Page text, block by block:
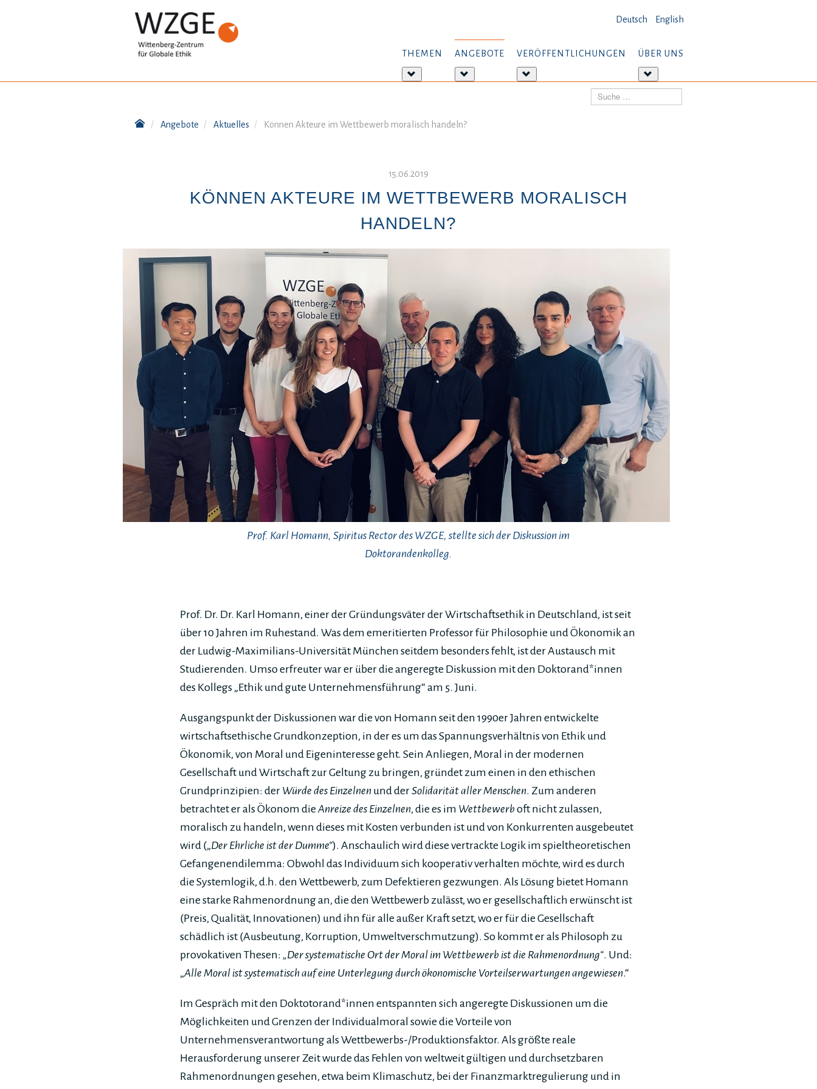
Deutsch English
THEMEN
Informationen:
ANGEBOTE
Informationen:
VERÖFFENTLICHUNGEN
Informationen:
ÜBER UNS
Informationen:
uns
Suchen
Angebote Aktuelles Können Akteure im Wettbewerb moralisch handeln?
15.06.2019
KÖNNEN AKTEURE IM WETTBEWERB MORALISCH
HANDELN?
Prof. Karl Homann, Spiritus Rector des WZGE, stellte sich der Diskussion im
Doktorandenkolleg.
Prof. Dr. Dr. Karl Homann, einer der Gründungsväter der Wirtschaftsethik in Deutschland, ist seit
über 10 Jahren im Ruhestand. Was dem emeritierten Professor für Philosophie und Ökonomik an
der Ludwig-Maximilians-Universität München seitdem besonders fehlt, ist der Austausch mit
Studierenden. Umso erfreuter war er über die angeregte Diskussion mit den Doktorand*innen
des Kollegs „Ethik und gute Unternehmensführung“ am 5. Juni.
Ausgangspunkt der Diskussionen war die von Homann seit den 1990er Jahren entwickelte
wirtschaftsethische Grundkonzeption, in der es um das Spannungsverhältnis von Ethik und
Ökonomik, von Moral und Eigeninteresse geht. Sein Anliegen, Moral in der modernen
Gesellschaft und Wirtschaft zur Geltung zu bringen, gründet zum einen in den ethischen
Grundprinzipien: der Würde des Einzelnen und derSolidarität aller Menschen. Zum anderen
betrachtet er als Ökonom dieAnreize des Einzelnen, die es im Wettbewerb oft nicht zulassen,
moralisch zu handeln, wenn dieses mit Kosten verbunden ist und von Konkurrenten ausgebeutet
wird („Der Ehrliche ist der Dumme“). Anschaulich wird diese vertrackte Logik im spieltheoretischen
Gefangenendilemma: Obwohl das Individuum sich kooperativ verhalten möchte, wird es durch
die Systemlogik, d.h. den Wettbewerb, zum Defektieren gezwungen. Als Lösung bietet Homann
eine starke Rahmenordnung an, die den Wettbewerb zulässt, wo er gesellschaftlich erwünscht ist
(Preis, Qualität, Innovationen) und ihn für alle außer Kraft setzt, wo er für die Gesellschaft
schädlich ist (Ausbeutung, Korruption, Umweltverschmutzung). So kommt er als Philosoph zu
provokativen Thesen: „Der systematische Ort der Moral im Wettbewerb ist die Rahmenordnung“. Und:
„Alle Moral ist systematisch auf eine Unterlegung durch ökonomische Vorteilserwartungen angewiesen.“
Im Gespräch mit den Doktotorand*innen entspannten sich angeregte Diskussionen um die
Möglichkeiten und Grenzen der Individualmoral sowie die Vorteile von
Unternehmensverantwortung als Wettbewerbs-/Produktionsfaktor. Als größte reale
Herausforderung unserer Zeit wurde das Fehlen von weltweit gültigen und durchsetzbaren
Rahmenordnungen gesehen, etwa beim Klimaschutz, bei der Finanzmarktregulierung und in